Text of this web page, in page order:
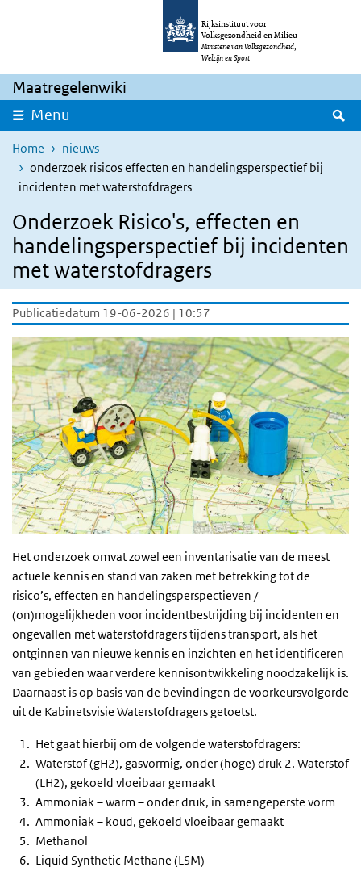
Overslaan en naar de inhoud gaan
Rijksinstituut voor
Volksgezondheid en Milieu
Ministerie van Volksgezondheid,
Welzijn en Sport
Maatregelenwiki
Menu
Home
nieuws
onderzoek risicos effecten en handelingsperspectief bij
incidenten met waterstofdragers
Onderzoek Risico's, effecten en
handelingsperspectief bij incidenten
met waterstofdragers
Publicatiedatum 19-06-2026 | 10:57
Het onderzoek omvat zowel een inventarisatie van de meest
actuele kennis en stand van zaken met betrekking tot de
risico’s, effecten en handelingsperspectieven /
(on)mogelijkheden voor incidentbestrijding bij incidenten en
ongevallen met waterstofdragers tijdens transport, als het
ontginnen van nieuwe kennis en inzichten en het identificeren
van gebieden waar verdere kennisontwikkeling noodzakelijk is.
Daarnaast is op basis van de bevindingen de voorkeursvolgorde
uit de Kabinetsvisie Waterstofdragers getoetst.
Het gaat hierbij om de volgende waterstofdragers:
Waterstof (gH2), gasvormig, onder (hoge) druk 2. Waterstof
(LH2), gekoeld vloeibaar gemaakt
Ammoniak – warm – onder druk, in samengeperste vorm
Ammoniak – koud, gekoeld vloeibaar gemaakt
Methanol
Liquid Synthetic Methane (LSM)